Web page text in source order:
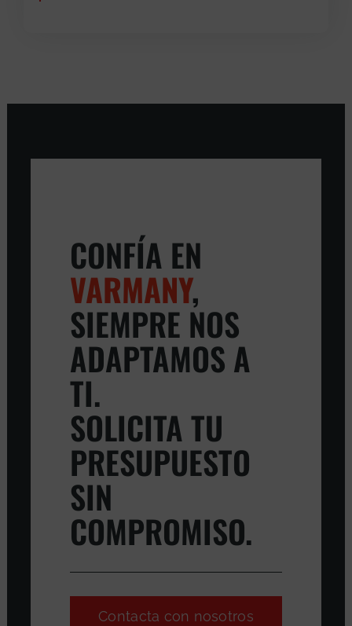
CONFÍA EN
VARMANY,
SIEMPRE NOS
ADAPTAMOS A
TI.
SOLICITA TU
PRESUPUESTO
SIN
COMPROMISO.
Contacta con nosotros